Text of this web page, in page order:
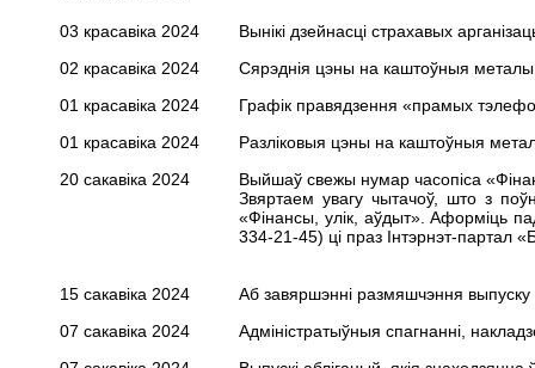
03 красавіка 2024
Вынікі дзейнасці страхавых
02 красавіка 2024
Сярэднія цэны на каштоўныя металы
01 красавіка 2024
Графік правядзення «прамых
01 красавіка 2024
Разліковыя цэны на каштоўныя
20 сакавіка 2024
Выйшаў свежы нумар часопіса
Звяртаем увагу чытачоў, што з
«Фінансы, улік, аўдыт». Аформіць
334-21-45) цi праз Iнтэрнэт-партал
15 сакавіка 2024
Аб завяршэнні размяшчэння
07 сакавіка 2024
Адміністратыўныя спагнанні,